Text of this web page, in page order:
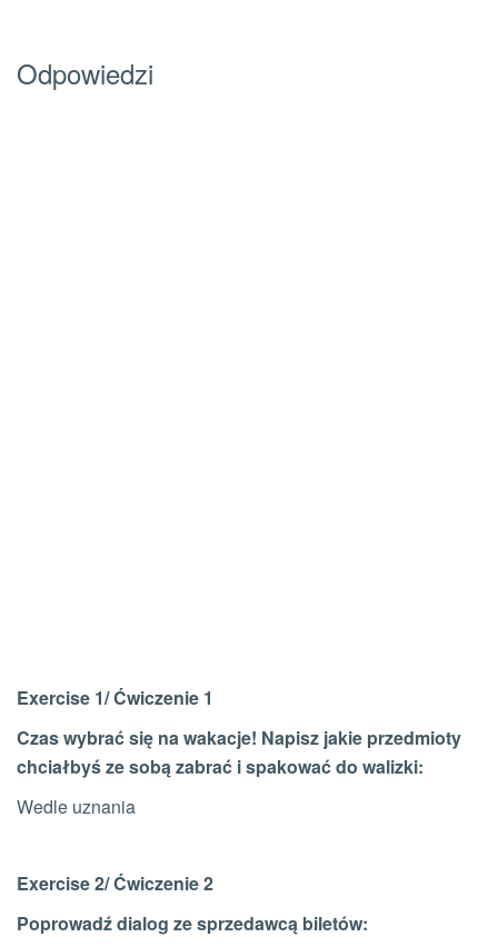
Odpowiedzi
Exercise 1/ Ćwiczenie 1
Czas wybrać się na wakacje! Napisz jakie przedmioty
chciałbyś ze sobą zabrać i spakować do walizki:
Wedle uznania
Exercise 2/ Ćwiczenie 2
Poprowadź dialog ze sprzedawcą biletów: